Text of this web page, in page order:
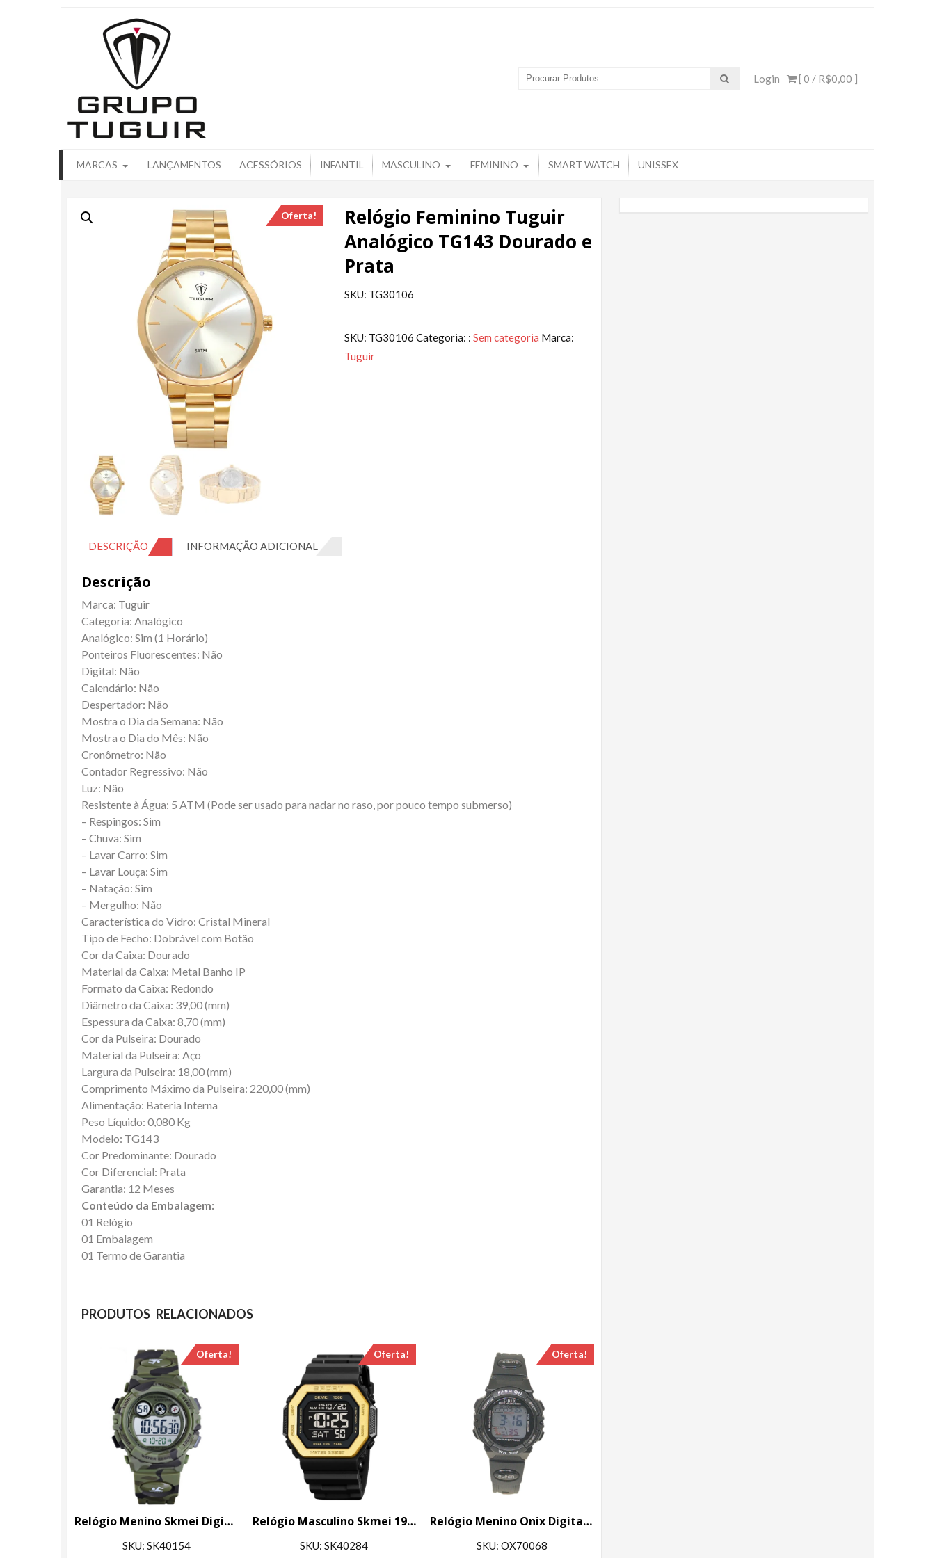
[ 0 / R$0,00 ]
Login
MARCAS LANÇAMENTOS ACESSÓRIOS INFANTIL MASCULINO FEMININO SMART WATCH UNISSEX
Oferta!
Relógio Feminino Tuguir
Analógico TG143 Dourado e
Prata
SKU: TG30106
SKU: TG30106 Categoria: :Sem categoria Marca:
Tuguir
DESCRIÇÃO INFORMAÇÃO ADICIONAL
Descrição
Marca: Tuguir
Categoria: Analógico
Analógico: Sim (1 Horário)
Ponteiros Fluorescentes: Não
Digital: Não
Calendário: Não
Despertador: Não
Mostra o Dia da Semana: Não
Mostra o Dia do Mês: Não
Cronômetro: Não
Contador Regressivo: Não
Luz: Não
Resistente à Água: 5 ATM (Pode ser usado para nadar no raso, por pouco tempo submerso)
– Respingos: Sim
– Chuva: Sim
– Lavar Carro: Sim
– Lavar Louça: Sim
– Natação: Sim
– Mergulho: Não
Característica do Vidro: Cristal Mineral
Tipo de Fecho: Dobrável com Botão
Cor da Caixa: Dourado
Material da Caixa: Metal Banho IP
Formato da Caixa: Redondo
Diâmetro da Caixa: 39,00 (mm)
Espessura da Caixa: 8,70 (mm)
Cor da Pulseira: Dourado
Material da Pulseira: Aço
Largura da Pulseira: 18,00 (mm)
Comprimento Máximo da Pulseira: 220,00 (mm)
Alimentação: Bateria Interna
Peso Líquido: 0,080 Kg
Modelo: TG143
Cor Predominante: Dourado
Cor Diferencial: Prata
Garantia: 12 Meses
Conteúdo da Embalagem:
01 Relógio
01 Embalagem
01 Termo de Garantia
PRODUTOS RELACIONADOS
Oferta!
Relógio Menino Skmei Digital 1547 Verde Camuflado
SKU: SK40154
Oferta!
Relógio Masculino Skmei 1988 Preto e Dourado
SKU: SK40284
Oferta!
Relógio Menino Onix Digital IT-619 (0101) Preto
SKU: OX70068